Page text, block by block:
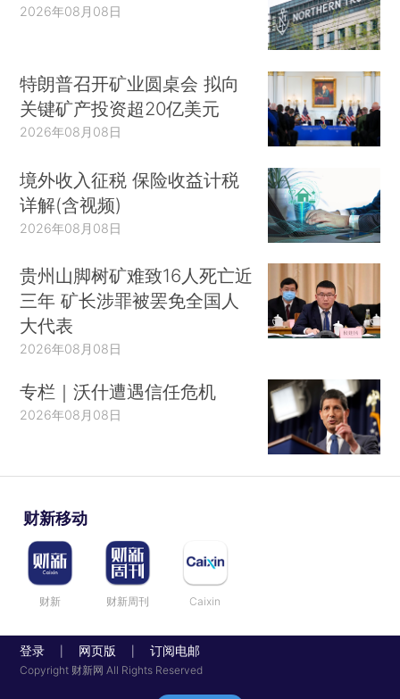
2026年08月08日
特朗普召开矿业圆桌会 拟向
关键矿产投资超20亿美元
2026年08月08日
境外收入征税 保险收益计税
详解(含视频)
2026年08月08日
贵州山脚树矿难致16人死亡近
三年 矿长涉罪被罢免全国人
大代表
2026年08月08日
专栏｜沃什遭遇信任危机
2026年08月08日
财新移动
财新 财新周刊 Caixin
登录 网页版 订阅电邮
Copyright 财新网 All Rights Reserved